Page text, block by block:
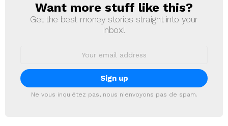
NEWSLETTER
Want more stuff like this?
Get the best money stories straight into your
inbox!
Ne vous inquiétez pas, nous n'envoyons pas de spam.